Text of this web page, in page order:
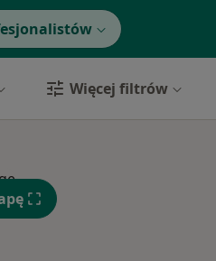
Więcej filtrów
Śr,